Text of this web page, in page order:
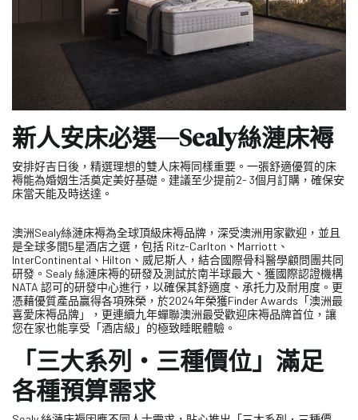
新人安床必選—Sealy絲漣床褥
安排好吉日後，精選理想的雙人床褥同樣重要。一張舒適優質的床
褥能為婚姻生活奠定美好基礎。建議至少提前2- 3個月訂購，確保安
床當天能及時送達。
澳洲Sealy絲漣床褥為全球頂級床褥品牌，深受澳洲用家歡迎，並且
是全球多間5星酒店之選，包括 Ritz-Carlton、Marriott、
InterContinental、Hilton、威尼斯人，結合國際骨科醫學顧問團共同
研發。Sealy 絲漣床褥的研發及測試於南半球最大、獲國際認證機構
NATA 認可的研發中心進行，以確保其舒適度、承托力及耐用度。更
憑藉優質產品贏得各項殊榮，於2024年榮獲Finder Awards「澳洲最
喜愛床褥品牌」，更連續九年蟬聯澳洲最受歡迎床褥品牌首位，讓
您在家也能享受「酒店級」的極致睡眠體驗。
「三大系列‧三種價位」滿足
各種預算需求